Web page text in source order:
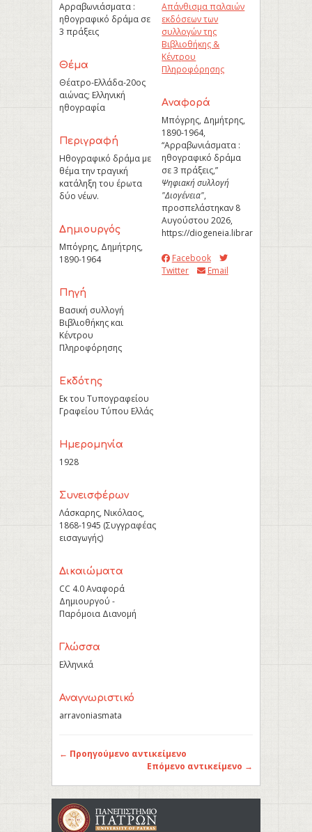
Αρραβωνιάσματα :
ηθογραφικό δράμα σε
3 πράξεις
Θέμα
Θέατρο-Ελλάδα-20ος
αιώνας; Ελληνική
ηθογραφία
Περιγραφή
Ηθογραφικό δράμα με
θέμα την τραγική
κατάληξη του έρωτα
δύο νέων.
Δημιουργός
Μπόγρης, Δημήτρης,
1890-1964
Πηγή
Βασική συλλογή
Βιβλιοθήκης και
Κέντρου
Πληροφόρησης
Εκδότης
Εκ του Τυπογραφείου
Γραφείου Τύπου Ελλάς
Ημερομηνία
1928
Συνεισφέρων
Λάσκαρης, Νικόλαος,
1868-1945 (Συγγραφέας
εισαγωγής)
Δικαιώματα
CC 4.0 Αναφορά
Δημιουργού -
Παρόμοια Διανομή
Γλώσσα
Ελληνικά
Αναγνωριστικό
arravoniasmata
Απάνθισμα παλαιών
εκδόσεων των
συλλογών της
Βιβλιοθήκης &
Κέντρου
Πληροφόρησης
Aναφορά
Μπόγρης, Δημήτρης,
1890-1964,
“Αρραβωνιάσματα :
ηθογραφικό δράμα
σε 3 πράξεις,”
Ψηφιακή συλλογή
"Διογένεια",
προσπελάστηκαν 8
Αυγούστου 2026,
https://diogeneia.library.upatras.gr/
Facebook
Twitter
Email
← Προηγούμενο αντικείμενο
Επόμενο αντικείμενο →